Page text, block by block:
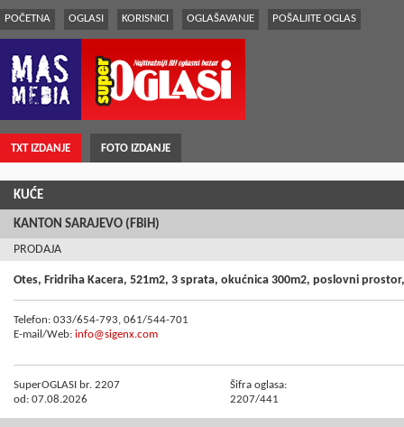
POČETNA OGLASI KORISNICI OGLAŠAVANJE POŠALJITE OGLAS
TXT IZDANJE FOTO IZDANJE
KUĆE
KANTON SARAJEVO (FBiH)
PRODAJA
Otes, Fridriha Kacera, 521m2, 3 sprata, okućnica 300m2, poslovni
Telefon: 033/654-793, 061/544-701
E-mail/Web: info@sigenx.com
SuperOGLASI br. 2207
od: 07.08.2026
Šifra oglasa:
2207/441